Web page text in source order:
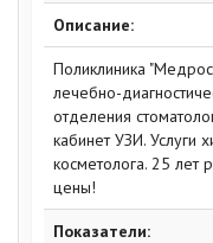
Описание:
Поликлиника
лечебно-
отделения
кабинет УЗИ. Услуги
косметолога. 25 лет
цены!
Показатели: